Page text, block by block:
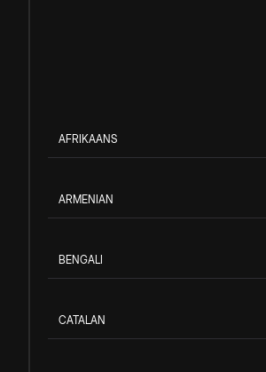
AFRIKAANS
ARMENIAN
BENGALI
CATALAN